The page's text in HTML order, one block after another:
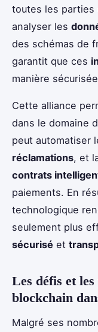
toutes les parties
analyser les
des schémas de
garantit que ces
manière
Cette alliance
dans le domaine
peut automatiser
réclamations, et
contrats
paiements. En
technologique
seulement plus
sécurisé et
Les défis et
blockchain
Malgré ses